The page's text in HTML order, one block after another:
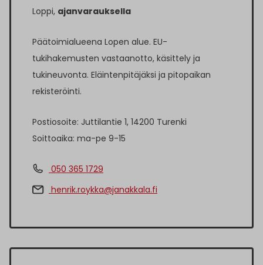
Loppi, ajanvarauksella
Päätoimialueena Lopen alue. EU-
tukihakemusten vastaanotto, käsittely ja
tukineuvonta. Eläintenpitäjäksi ja pitopaikan
rekisteröinti.
Postiosoite: Juttilantie 1, 14200 Turenki
Soittoaika: ma-pe 9-15
050 365 1729
henrik.roykka@janakkala.fi